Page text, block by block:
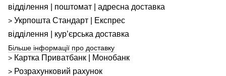
відділення | поштомат | адресна доставка
> Укрпошта Стандарт
| Експрес
відділення | кур’єрська доставка
Більше інформації про доставку
> Картка Приватбанк | Монобанк
> Розрахунковий рахунок